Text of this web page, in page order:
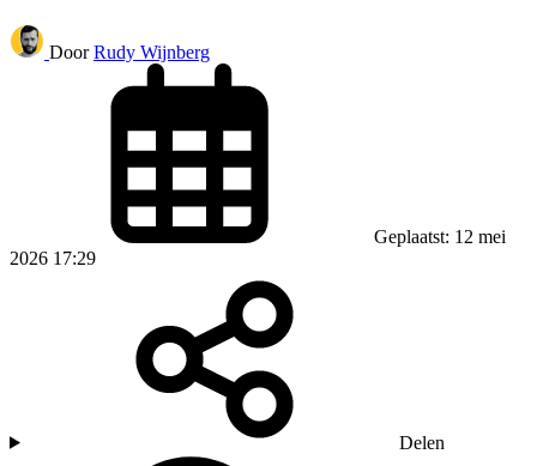
Door Rudy Wijnberg
Geplaatst: 12 mei
2026 17:29
Delen